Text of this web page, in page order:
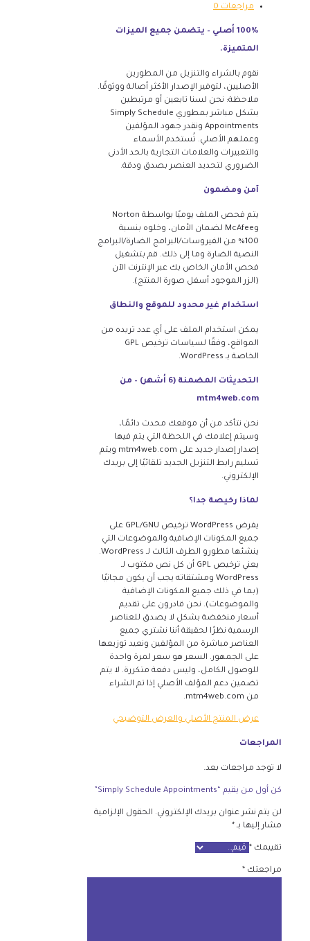
مراجعات0
100% أصلي – يتضمن جميع الميزات
المتميزة.
نقوم بالشراء والتنزيل من المطورين
الأصليين، لتوفير الإصدار الأكثر أصالة ووثوقًا.
ملاحظة: نحن لسنا تابعين أو مرتبطين
بشكل مباشر بمطوري Simply Schedule
Appointments ونقدر جهود المؤلفين
وعملهم الأصلي. تُستخدم الأسماء
والتعبيرات والعلامات التجارية بالحد الأدنى
الضروري لتحديد العنصر بصدق ودقة.
آمن ومضمون
يتم فحص الملف يوميًا بواسطة Norton
وMcAfee لضمان الأمان، وخلوه بنسبة
100% من الفيروسات/البرامج الضارة/البرامج
النصية الضارة وما إلى ذلك. قم بتشغيل
فحص الأمان الخاص بك عبر الإنترنت الآن
(الزر الموجود أسفل صورة المنتج).
استخدام غير محدود للموقع والنطاق
يمكن استخدام الملف على أي عدد تريده من
المواقع، وفقًا لسياسات ترخيص GPL
الخاصة بـ WordPress.
التحديثات المضمنة (6 أشهر) – من
mtm4web.com
نحن نتأكد من أن موقعك محدث دائمًا،
وسيتم إعلامك في اللحظة التي يتم فيها
إصدار إصدار جديد على mtm4web.com ويتم
تسليم رابط التنزيل الجديد تلقائيًا إلى بريدك
الإلكتروني.
لماذا رخيصة جدا؟
يفرض WordPress ترخيص GPL/GNU على
جميع المكونات الإضافية والموضوعات التي
ينشئها مطورو الطرف الثالث لـ WordPress.
يعني ترخيص GPL أن كل نص مكتوب لـ
WordPress ومشتقاته يجب أن يكون مجانيًا
(بما في ذلك جميع المكونات الإضافية
والموضوعات). نحن قادرون على تقديم
أسعار منخفضة بشكل لا يصدق للعناصر
الرسمية نظرًا لحقيقة أننا نشتري جميع
العناصر مباشرة من المؤلفين ونعيد توزيعها
على الجمهور. السعر هو سعر لمرة واحدة
للوصول الكامل، وليس دفعة متكررة. لا يتم
تضمين دعم المؤلف الأصلي إذا تم الشراء
من mtm4web.com.
عرض المنتج الأصلي والعرض التوضيحي
المراجعات
لا توجد مراجعات بعد.
كن أول من يقيم “Simply Schedule Appointments”
لن يتم نشر عنوان بريدك الإلكتروني.
الحقول الإلزامية
مشار إليها بـ *
تقييمك *
مراجعتك *